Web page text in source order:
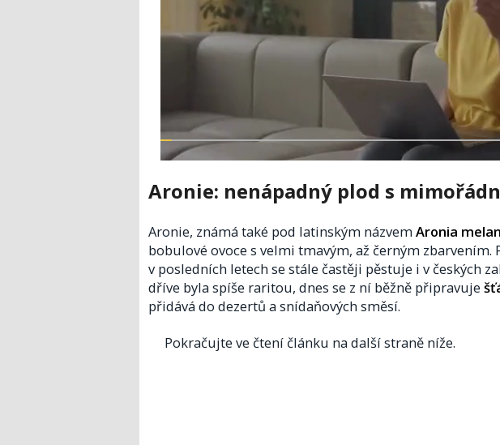
Aronie: nenápadný plod s
Aronie, známá také pod latinským názvem Aronia
bobulové ovoce s velmi tmavým, až černým zbarvením.
v posledních letech se stále častěji pěstuje i v českých
dříve byla spíše raritou, dnes se z ní běžně připravuje
přidává do dezertů a snídaňových směsí.
Pokračujte ve čtení článku na další straně níže.